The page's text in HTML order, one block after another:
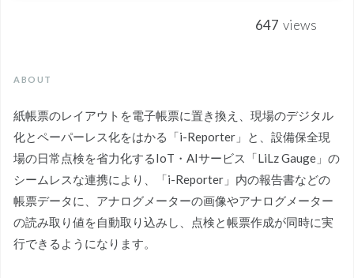
647 views
ABOUT
紙帳票のレイアウトを電子帳票に置き換え、現場のデジタル
化とペーパーレス化をはかる「i-Reporter」と、設備保全現
場の日常点検を省力化するIoT・AIサービス「LiLz Gauge」の
シームレスな連携により、「i-Reporter」内の報告書などの
帳票データに、アナログメーターの画像やアナログメーター
の読み取り値を自動取り込みし、点検と帳票作成が同時に実
行できるようになります。